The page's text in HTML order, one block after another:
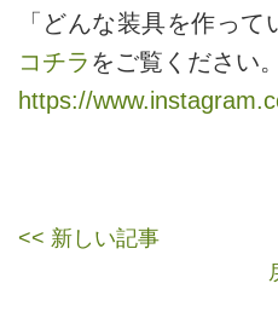
「どんな装具を作っ
コチラ をご覧ください。
https://
<< 新しい記事